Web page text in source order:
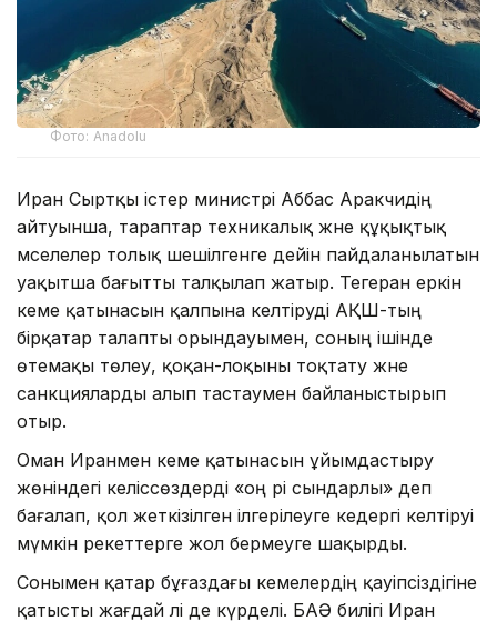
Фото: Anadolu
Иран Сыртқы істер министрі Аббас Аракчидің
айтуынша, тараптар техникалық және құқықтық
мәселелер толық шешілгенге дейін пайдаланылатын
уақытша бағытты талқылап жатыр. Тегеран еркін
кеме қатынасын қалпына келтіруді АҚШ-тың
бірқатар талапты орындауымен, соның ішінде
өтемақы төлеу, қоқан-лоқыны тоқтату және
санкцияларды алып тастаумен байланыстырып
отыр.
Оман Иранмен кеме қатынасын ұйымдастыру
жөніндегі келіссөздерді «оң әрі сындарлы» деп
бағалап, қол жеткізілген ілгерілеуге кедергі келтіруі
мүмкін әрекеттерге жол бермеуге шақырды.
Сонымен қатар бұғаздағы кемелердің қауіпсіздігіне
қатысты жағдай әлі де күрделі. БАӘ билігі Иран